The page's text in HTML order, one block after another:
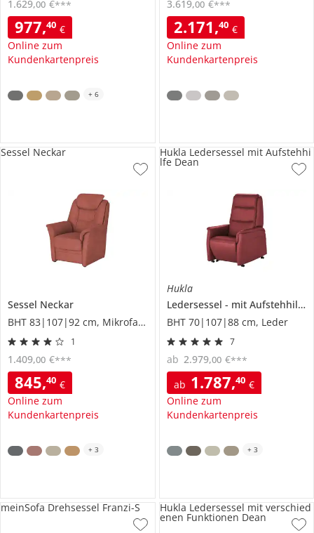
977,40 €
Online zum
Kundenkartenpreis
1.629,00 €***
+ 6
2.171,40 €
Online zum
Kundenkartenpreis
3.619,00 €***
Sessel Neckar
BHT 83|107|92 cm, Mikrofaser
1
845,40 €
Online zum
Kundenkartenpreis
1.409,00 €***
Sessel Neckar
+ 3
Hukla
Ledersessel
mit Aufstehhilfe
BHT 70|107|88 cm, Leder
7
ab 1.787,40 €
Online zum
Kundenkartenpreis
ab 2.979,00 €***
Hukla Ledersessel mit Aufstehhi
lfe Dean
+ 3
meinSofa Drehsessel Franzi-S Hukla Ledersessel mit verschied
enen Funktionen Dean